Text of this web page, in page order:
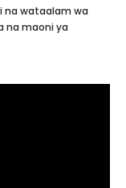
na wataalam wa
na maoni ya